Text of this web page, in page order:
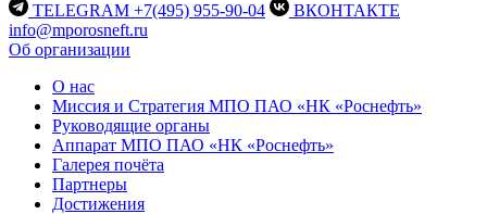
TELEGRAM +7(495) 955-90-04
ВКОНТАКТЕ
info@mporosneft.ru
Об организации
О нас
Миссия и Стратегия МПО ПАО «НК «Роснефть»
Руководящие органы
Аппарат МПО ПАО «НК «Роснефть»
Галерея почёта
Партнеры
Достижения